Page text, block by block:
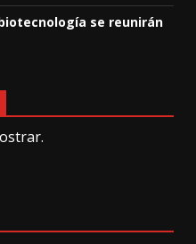
se reunirán